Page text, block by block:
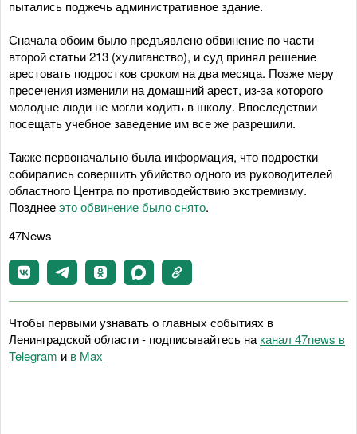
пытались поджечь административное здание.
Сначала обоим было предъявлено обвинение по части
второй статьи 213 (хулиганство), и суд принял решение
арестовать подростков сроком на два месяца. Позже меру
пресечения изменили на домашний арест, из-за которого
молодые люди не могли ходить в школу. Впоследствии
посещать учебное заведение им все же разрешили.
Также первоначально была информация, что подростки
собирались совершить убийство одного из руководителей
областного Центра по противодействию экстремизму.
Позднееэто обвинение было снято.
47News
Чтобы первыми узнавать о главных событиях в
Ленинградской области - подписывайтесь на канал 47news в
Telegram и в Maх